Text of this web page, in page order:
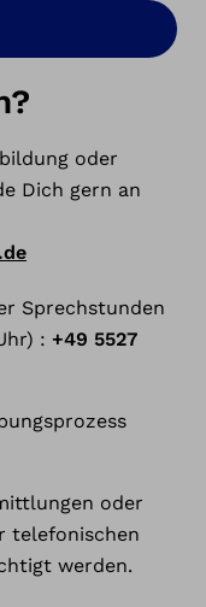
oder
Dich gern an
Sprechstunden
: +49 5527
oder
telefonischen
werden.